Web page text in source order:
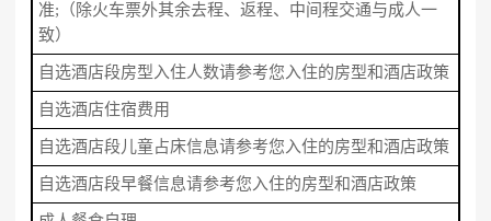
准;（除火车票外其余去程、返程、中间程交通与成人一
致）
自选酒店段房型入住人数请参考您入住的房型和酒店政策
自选酒店住宿费用
自选酒店段儿童占床信息请参考您入住的房型和酒店政策
自选酒店段早餐信息请参考您入住的房型和酒店政策